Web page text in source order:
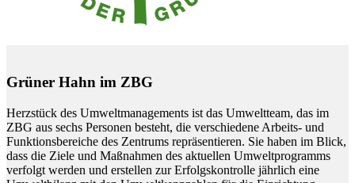
Grüner Hahn im ZBG
Herzstück des Umweltmanagements ist das Umweltteam, das im
ZBG aus sechs Personen besteht, die verschiedene Arbeits- und
Funktionsbereiche des Zentrums repräsentieren. Sie haben im Blick,
dass die Ziele und Maßnahmen des aktuellen Umweltprogramms
verfolgt werden und erstellen zur Erfolgskontrolle jährlich eine